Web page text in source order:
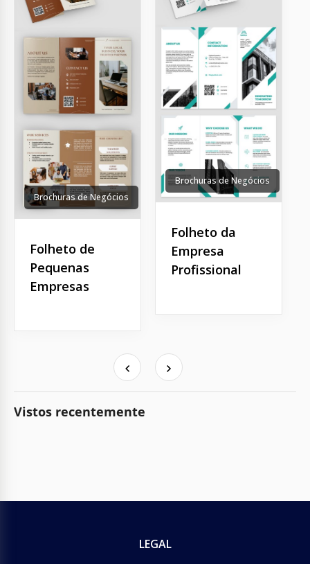
Brochuras de Negócios
Folheto de
Pequenas
Empresas
Brochuras de Negócios
Folheto da
Empresa
Profissional
Vistos recentemente
LEGAL